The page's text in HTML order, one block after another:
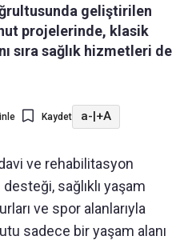
geliştirilen
projelerinde, klasik
sıra sağlık hizmetleri de
Kaydet a-|+A
ve rehabilitasyon
sağlıklı yaşam
ve spor alanlarıyla
sadece bir yaşam alanı